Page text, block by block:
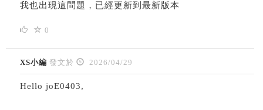
我也出現這問題，已經更新到最新版本
0
XS小編 發文於 2026/04/29
Hello joE0403,